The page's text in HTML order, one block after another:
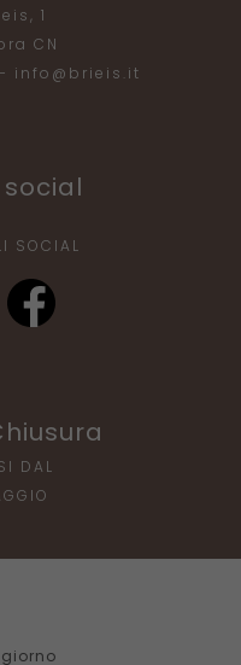
1
CN
- info@brieis.it
social
SOCIAL
DAL